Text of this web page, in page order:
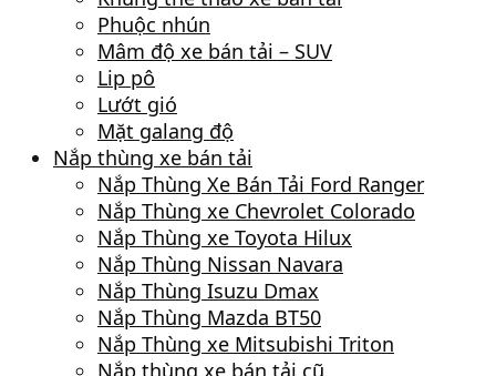
Phuộc nhún
Mâm độ xe bán tải – SUV
Lip pô
Lướt gió
Mặt galang độ
Nắp thùng xe bán tải
Nắp Thùng Xe Bán Tải Ford Ranger
Nắp Thùng xe Chevrolet Colorado
Nắp Thùng xe Toyota Hilux
Nắp Thùng Nissan Navara
Nắp Thùng Isuzu Dmax
Nắp Thùng Mazda BT50
Nắp Thùng xe Mitsubishi Triton